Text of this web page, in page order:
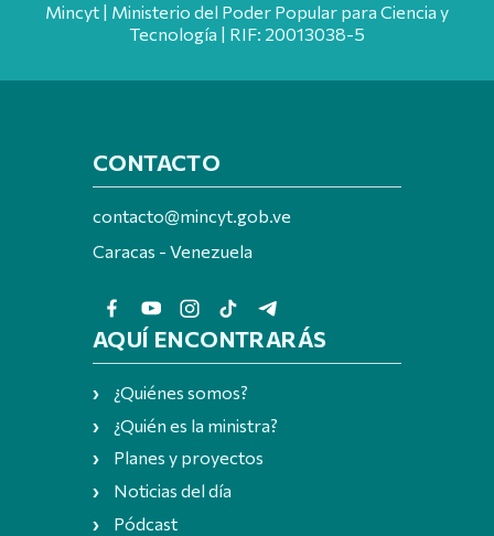
Mincyt | Ministerio del Poder Popular para Ciencia y
Tecnología | RIF: 20013038-5
CONTACTO
contacto@mincyt.gob.ve
Caracas - Venezuela
AQUÍ ENCONTRARÁS
¿Quiénes somos?
¿Quién es la ministra?
Planes y proyectos
Noticias del día
Pódcast